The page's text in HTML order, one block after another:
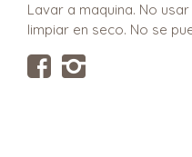
Lavar a maquina. No usar
limpiar en seco. No se